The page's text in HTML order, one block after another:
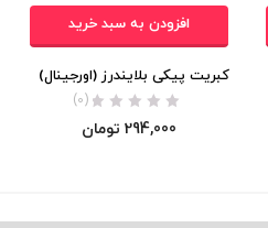
افزودن به سبد خرید
کبریت پیکی بلایندرز (اورجینال)
(0)
294,000 تومان